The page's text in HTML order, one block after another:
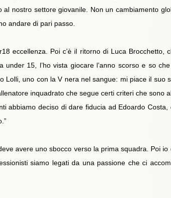
nostro settore giovanile. Non un cambiamento
andare di pari passo.
eccellenza. Poi c’è il ritorno di Luca Brocchetto,
15, l’ho vista giocare l’anno scorso e so
Lolli, uno con la V nera nel sangue: mi piace il suo
inquadrato che segue certi criteri che sono
abbiamo deciso di dare fiducia ad Edoardo Costa,
avere uno sbocco verso la prima squadra. Poi io
siamo legati da una passione che ci